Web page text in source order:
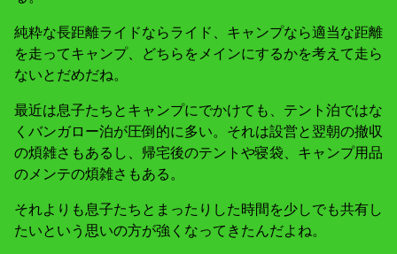
純粋な長距離ライドならライド、キャンプなら適当な距離
を走ってキャンプ、どちらをメインにするかを考えて走ら
ないとだめだね。
最近は息子たちとキャンプにでかけても、テント泊ではな
くバンガロー泊が圧倒的に多い。それは設営と翌朝の撤収
の煩雑さもあるし、帰宅後のテントや寝袋、キャンプ用品
のメンテの煩雑さもある。
それよりも息子たちとまったりした時間を少しでも共有し
たいという思いの方が強くなってきたんだよね。